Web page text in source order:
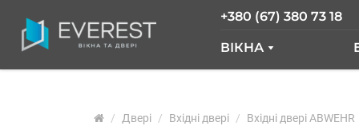
+380 (67) 380 73 18
ВІКНА
ВІКНА
Двері Вхідні двері Вхідні двері ABWEHR